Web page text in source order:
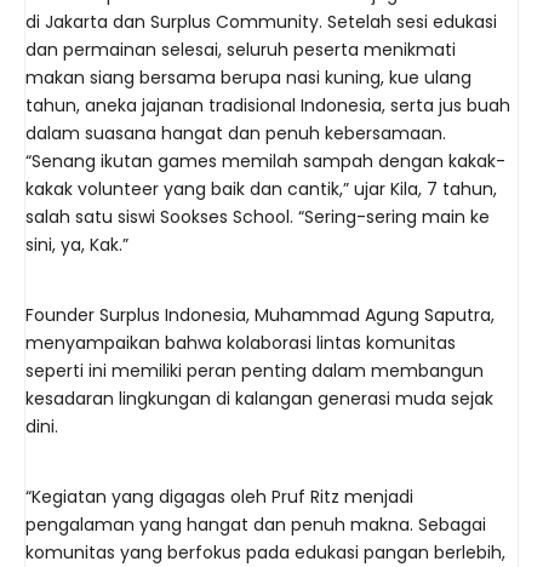
di Jakarta dan Surplus Community. Setelah sesi edukasi
dan permainan selesai, seluruh peserta menikmati
makan siang bersama berupa nasi kuning, kue ulang
tahun, aneka jajanan tradisional Indonesia, serta jus buah
dalam suasana hangat dan penuh kebersamaan.
“Senang ikutan games memilah sampah dengan kakak-
kakak volunteer yang baik dan cantik,” ujar Kila, 7 tahun,
salah satu siswi Sookses School. “Sering-sering main ke
sini, ya, Kak.”
Founder Surplus Indonesia, Muhammad Agung Saputra,
menyampaikan bahwa kolaborasi lintas komunitas
seperti ini memiliki peran penting dalam membangun
kesadaran lingkungan di kalangan generasi muda sejak
dini.
“Kegiatan yang digagas oleh Pruf Ritz menjadi
pengalaman yang hangat dan penuh makna. Sebagai
komunitas yang berfokus pada edukasi pangan berlebih,